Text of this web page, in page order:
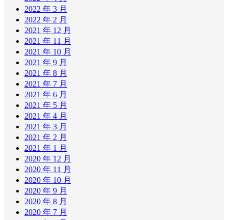
2022 年 3 月
2022 年 2 月
2021 年 12 月
2021 年 11 月
2021 年 10 月
2021 年 9 月
2021 年 8 月
2021 年 7 月
2021 年 6 月
2021 年 5 月
2021 年 4 月
2021 年 3 月
2021 年 2 月
2021 年 1 月
2020 年 12 月
2020 年 11 月
2020 年 10 月
2020 年 9 月
2020 年 8 月
2020 年 7 月